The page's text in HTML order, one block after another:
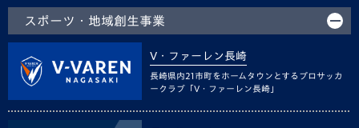
スポーツ・地域創生事業
V・ファーレン長崎
長崎県内21市町をホームタウンとするプロサッカ
ークラブ「V・ファーレン長崎」